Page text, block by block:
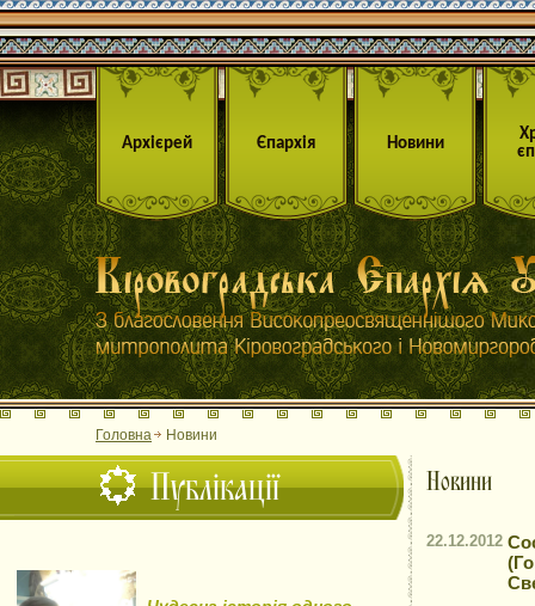
Архієрей Єпархія Новини
Головна Новини
Публікації Новини
22.12.2012